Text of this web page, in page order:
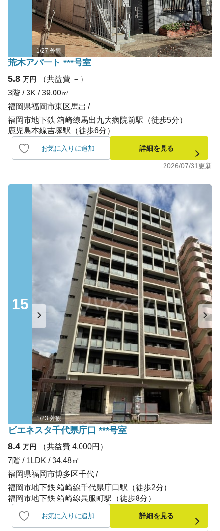
1/27 外観
荒木アパート ***号室
5.8 万円
（共益費 －）
3階 / 3K / 39.00㎡
福岡県福岡市東区馬出
福岡市地下鉄 箱崎線馬出九大病院前駅（徒歩5分）
鹿児島本線吉塚駅（徒歩6分）
お気に入りに追加 詳細を見る
2026/07/31更新
15
1/23 外観
ビエネスタ千代県庁口 ***号室
8.4 万円
（共益費 4,000円）
7階 / 1LDK / 34.48㎡
福岡県福岡市博多区千代
福岡市地下鉄 箱崎線千代県庁口駅（徒歩2分）
福岡市地下鉄 箱崎線呉服町駅（徒歩8分）
お気に入りに追加 詳細を見る